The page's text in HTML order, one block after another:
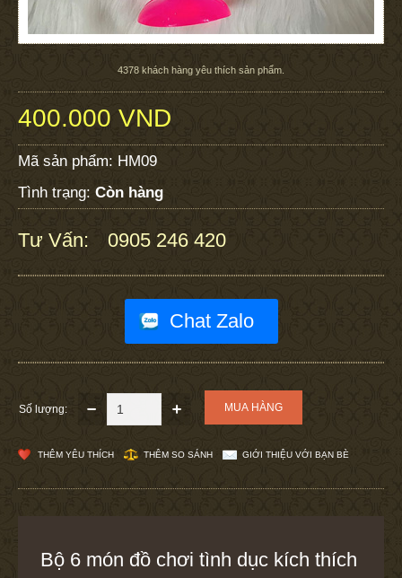
4378 khách hàng yêu thích sản phẩm.
400.000 VND
Mã sản phẩm: HM09
Tình trạng: Còn hàng
Tư Vấn: 0905 246 420
Chat Zalo
Số lượng:
THÊM YÊU THÍCH THÊM SO SÁNH GIỚI THIỆU VỚI BẠN BÈ
Bộ 6 món đồ chơi tình dục kích thích